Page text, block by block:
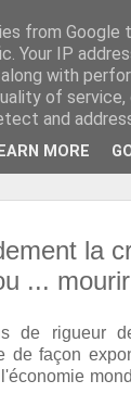
de
la
...
de rigueur
de façon
from Google
Your IP
with
of service,
and
MORE